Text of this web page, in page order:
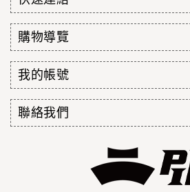
購物導覽
我的帳號
聯絡我們